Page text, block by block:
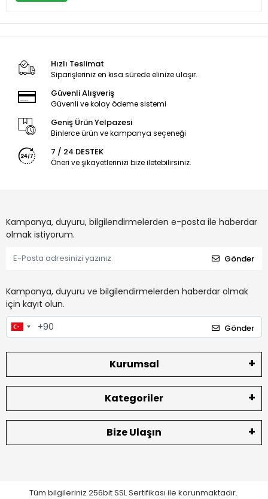
Hızlı Teslimat
Siparişleriniz en kısa sürede elinize ulaşır.
Güvenli Alışveriş
Güvenli ve kolay ödeme sistemi
Geniş Ürün Yelpazesi
Binlerce ürün ve kampanya seçeneği
7 / 24 DESTEK
Öneri ve şikayetlerinizi bize iletebilirsiniz.
Kampanya, duyuru, bilgilendirmelerden e-posta ile haberdar
olmak istiyorum.
Gönder
Kampanya, duyuru ve bilgilendirmelerden haberdar olmak
için kayıt olun.
Gönder
Kurumsal
Kategoriler
Bize Ulaşın
Tüm bilgileriniz 256bit SSL Sertifikası ile korunmaktadır.